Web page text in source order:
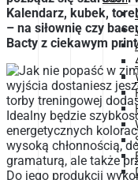
Kalendarz, kubek,
– na siłownię czy
Bacty z ciekawym
wyjścia dostaniesz
torby treningowej
Idealny będzie
energetycznych
wysoką chłonnością,
gramaturą, ale także
Do jego produkcji